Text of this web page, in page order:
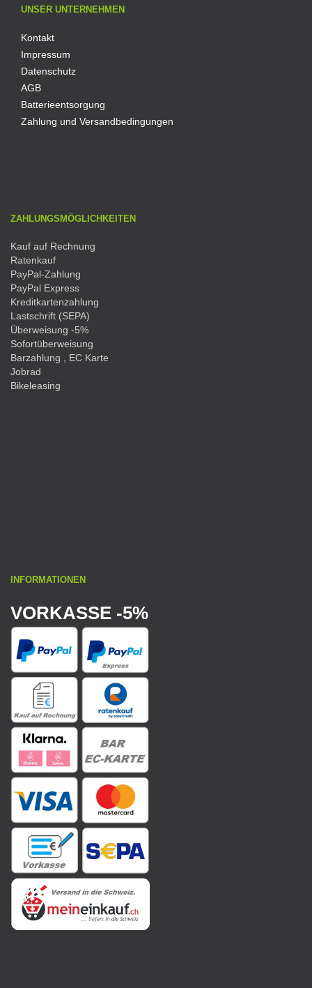
UNSER UNTERNEHMEN
Kontakt
Impressum
Datenschutz
AGB
Batterieentsorgung
Zahlung und Versandbedingungen
ZAHLUNGSMÖGLICHKEITEN
Kauf auf Rechnung
Ratenkauf
PayPal-Zahlung
PayPal Express
Kreditkartenzahlung
Lastschrift (SEPA)
Überweisung -5%
Sofortüberweisung
Barzahlung , EC Karte
Jobrad
Bikeleasing
INFORMATIONEN
VORKASSE -5%